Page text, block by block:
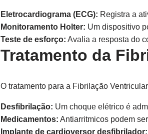
Eletrocardiograma (ECG): Registra a
Monitoramento Holter: Um dispositivo
Teste de esforço: Avalia a resposta do
Tratamento da
O tratamento para a Fibrilação
Desfibrilação: Um choque elétrico é
Medicamentos: Antiarritmicos podem
Implante de cardioversor desfibrilador: